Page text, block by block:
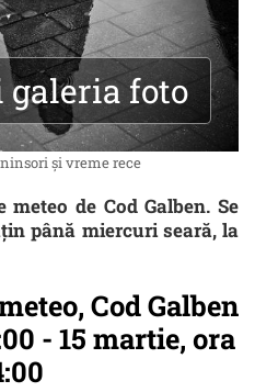
galeria foto
și vreme rece
de Cod Galben. Se
până miercuri seară, la
Cod Galben
- 15 martie, ora